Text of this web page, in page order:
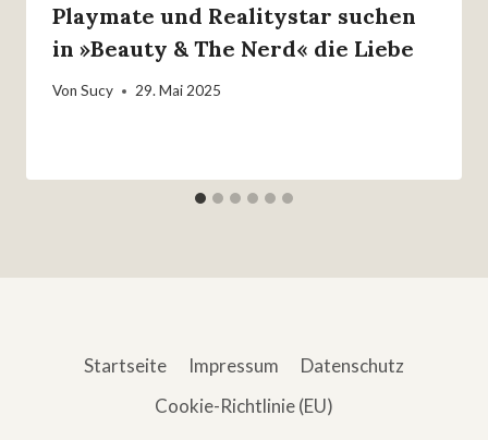
Playmate und Realitystar suchen
in »Beauty & The Nerd« die Liebe
Von Sucy 29. Mai 2025
Startseite Impressum
Datenschutz
Cookie-Richtlinie (EU)